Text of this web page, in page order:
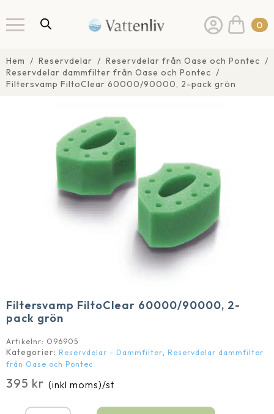
0
Hem Reservdelar
Reservdelar från Oase och Pontec
Reservdelar dammfilter från Oase och Pontec
Filtersvamp FiltoClear 60000/90000, 2-pack grön
Filtersvamp FiltoClear 60000/90000, 2-
pack grön
Artikelnr: O96905
Kategorier: Reservdelar - Dammfilter, Reservdelar dammfilter
från Oase och Pontec
395 kr (inkl moms)/st